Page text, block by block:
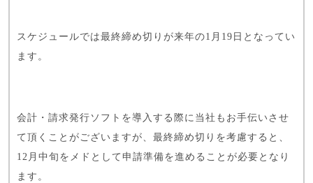
スケジュールでは最終締め切りが来年の1月19日となってい
ます。
会計・請求発行ソフトを導入する際に当社もお手伝いさせ
て頂くことがございますが、最終締め切りを考慮すると、
12月中旬をメドとして申請準備を進めることが必要となり
ます。